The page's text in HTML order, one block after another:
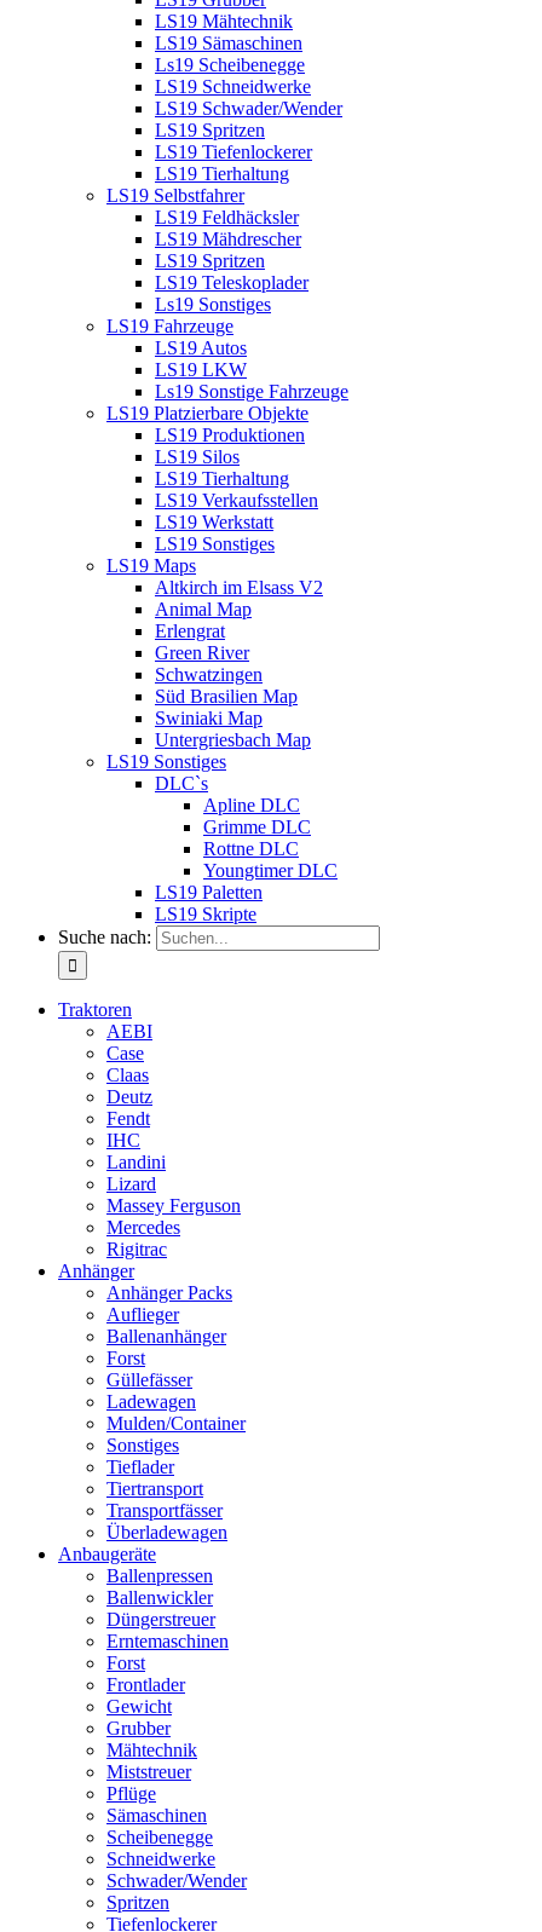
LS19 Mähtechnik
LS19 Sämaschinen
Ls19 Scheibenegge
LS19 Schneidwerke
LS19 Schwader/Wender
LS19 Spritzen
LS19 Tiefenlockerer
LS19 Tierhaltung
LS19 Selbstfahrer
LS19 Feldhäcksler
LS19 Mähdrescher
LS19 Spritzen
LS19 Teleskoplader
Ls19 Sonstiges
LS19 Fahrzeuge
LS19 Autos
LS19 LKW
Ls19 Sonstige Fahrzeuge
LS19 Platzierbare Objekte
LS19 Produktionen
LS19 Silos
LS19 Tierhaltung
LS19 Verkaufsstellen
LS19 Werkstatt
LS19 Sonstiges
LS19 Maps
Altkirch im Elsass V2
Animal Map
Erlengrat
Green River
Schwatzingen
Süd Brasilien Map
Swiniaki Map
Untergriesbach Map
LS19 Sonstiges
DLC`s
Apline DLC
Grimme DLC
Rottne DLC
Youngtimer DLC
LS19 Paletten
LS19 Skripte
Suche nach:
Traktoren
AEBI
Case
Claas
Deutz
Fendt
IHC
Landini
Lizard
Massey Ferguson
Mercedes
Rigitrac
Anhänger
Anhänger Packs
Auflieger
Ballenanhänger
Forst
Güllefässer
Ladewagen
Mulden/Container
Sonstiges
Tieflader
Tiertransport
Transportfässer
Überladewagen
Anbaugeräte
Ballenpressen
Ballenwickler
Düngerstreuer
Erntemaschinen
Forst
Frontlader
Gewicht
Grubber
Mähtechnik
Miststreuer
Pflüge
Sämaschinen
Scheibenegge
Schneidwerke
Schwader/Wender
Spritzen
Tiefenlockerer